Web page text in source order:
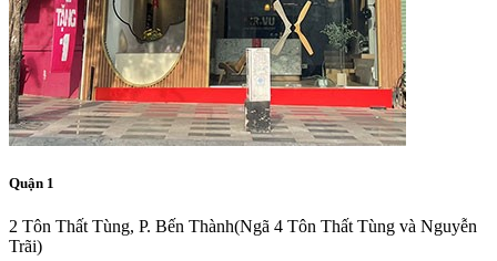
Quận 1
2 Tôn Thất Tùng, P. Bến Thành(Ngã 4 Tôn Thất Tùng và Nguyễn
Trãi)